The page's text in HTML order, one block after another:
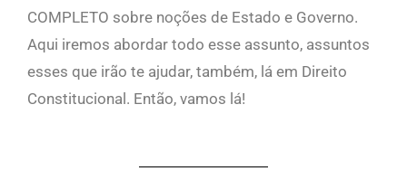
COMPLETO sobre noções de Estado e Governo.
Aqui iremos abordar todo esse assunto, assuntos
esses que irão te ajudar, também, lá em Direito
Constitucional. Então, vamos lá!